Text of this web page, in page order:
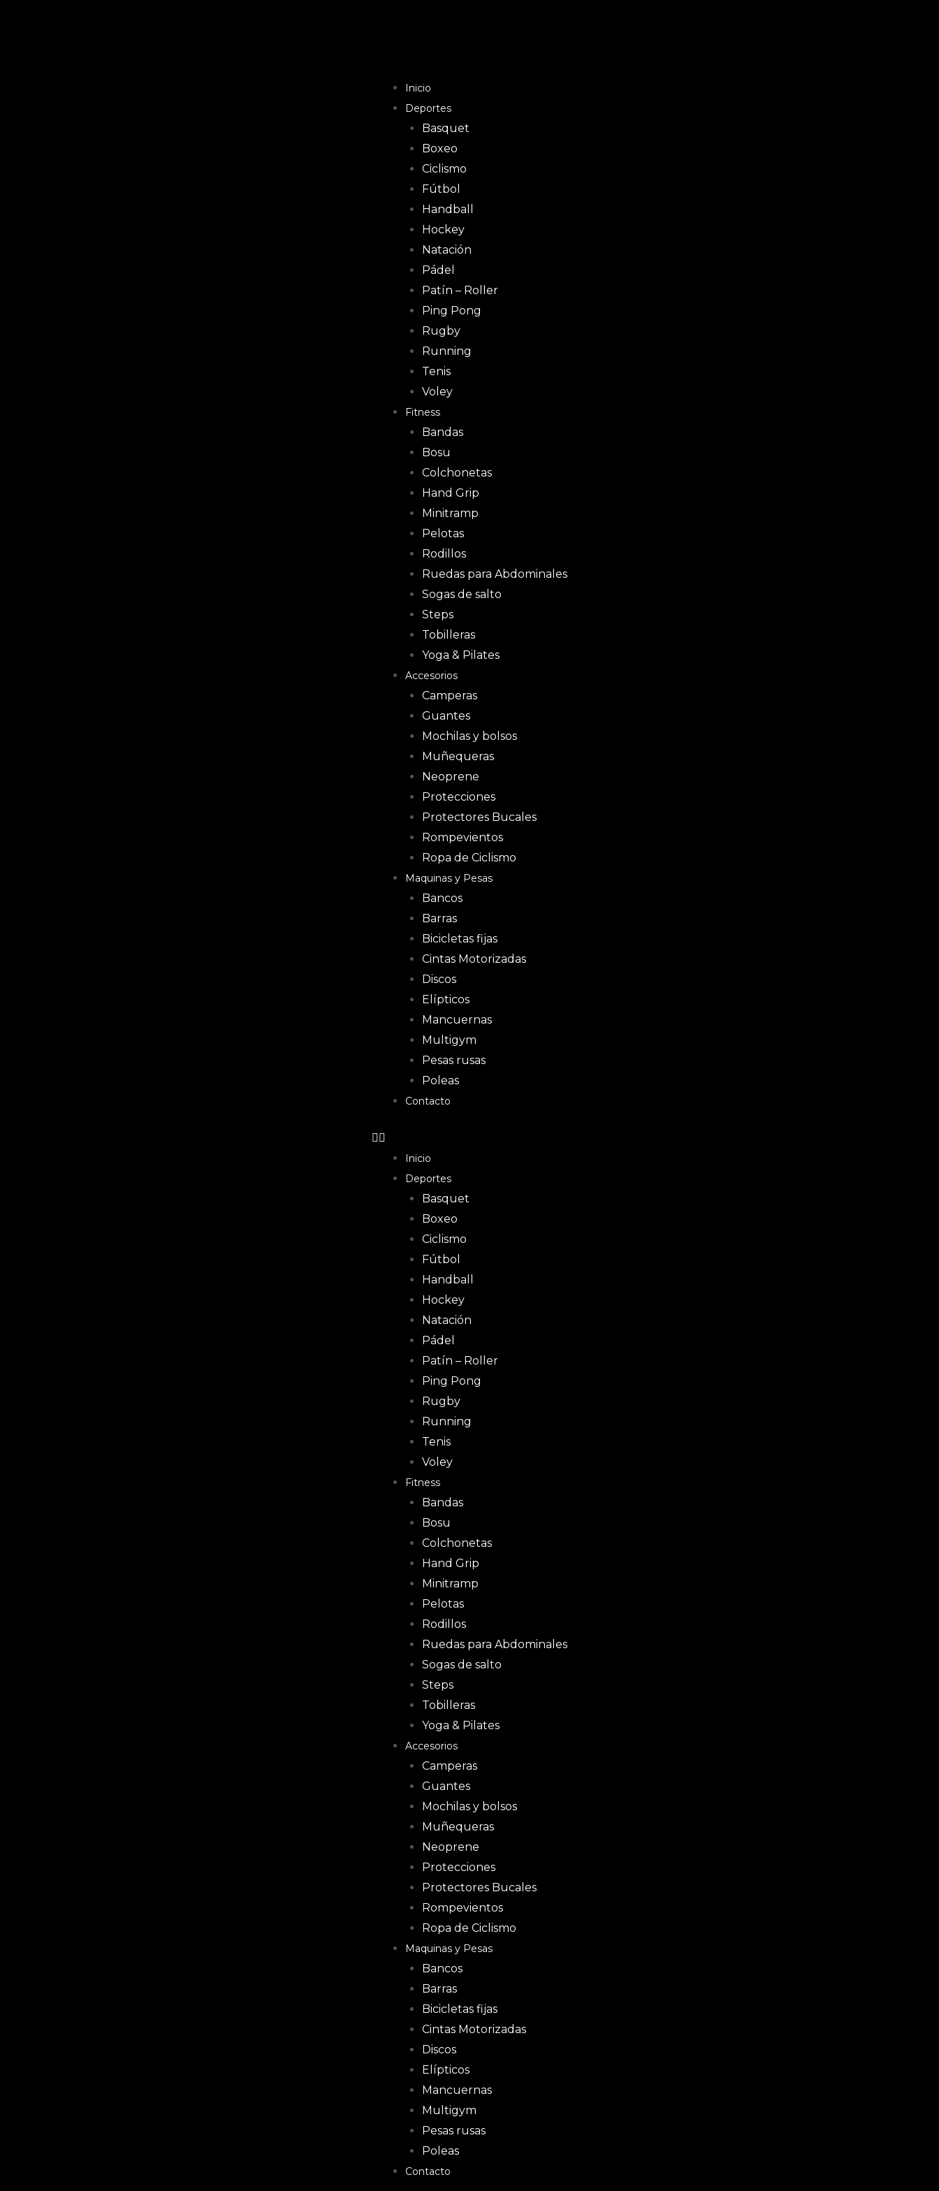
Inicio
Deportes
Basquet
Boxeo
Ciclismo
Fútbol
Handball
Hockey
Natación
Pádel
Patín – Roller
Ping Pong
Rugby
Running
Tenis
Voley
Fitness
Bandas
Bosu
Colchonetas
Hand Grip
Minitramp
Pelotas
Rodillos
Ruedas para Abdominales
Sogas de salto
Steps
Tobilleras
Yoga & Pilates
Accesorios
Camperas
Guantes
Mochilas y bolsos
Muñequeras
Neoprene
Protecciones
Protectores Bucales
Rompevientos
Ropa de Ciclismo
Maquinas y Pesas
Bancos
Barras
Bicicletas fijas
Cintas Motorizadas
Discos
Elípticos
Mancuernas
Multigym
Pesas rusas
Poleas
Contacto
Inicio
Deportes
Basquet
Boxeo
Ciclismo
Fútbol
Handball
Hockey
Natación
Pádel
Patín – Roller
Ping Pong
Rugby
Running
Tenis
Voley
Fitness
Bandas
Bosu
Colchonetas
Hand Grip
Minitramp
Pelotas
Rodillos
Ruedas para Abdominales
Sogas de salto
Steps
Tobilleras
Yoga & Pilates
Accesorios
Camperas
Guantes
Mochilas y bolsos
Muñequeras
Neoprene
Protecciones
Protectores Bucales
Rompevientos
Ropa de Ciclismo
Maquinas y Pesas
Bancos
Barras
Bicicletas fijas
Cintas Motorizadas
Discos
Elípticos
Mancuernas
Multigym
Pesas rusas
Poleas
Contacto